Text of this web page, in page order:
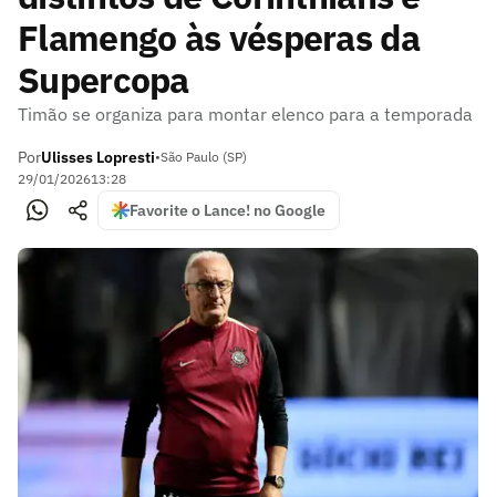
Flamengo às vésperas da
Supercopa
Timão se organiza para montar elenco para a temporada
PorUlisses Lopresti•São Paulo (SP)
29/01/202613:28
Favorite o Lance! no Google